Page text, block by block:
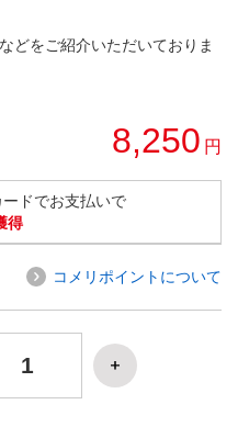
どをご紹介いただいておりま
8,250 円
ドでお支払いで
得
コメリポイントについて